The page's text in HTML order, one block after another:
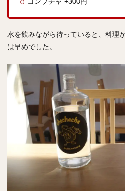
コンブチャ +300円
水を飲みながら待っていると、料理
は早めでした。